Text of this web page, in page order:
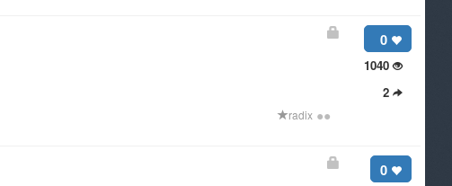
0
1040
2
radix ●●
0